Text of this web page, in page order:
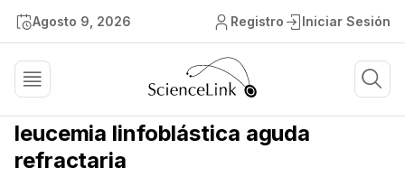
Agosto 9, 2026 Registro Iniciar Sesión
leucemia linfoblástica aguda
refractaria